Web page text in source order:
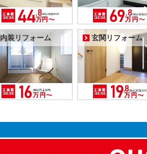
内装リフォーム 玄関リフォーム